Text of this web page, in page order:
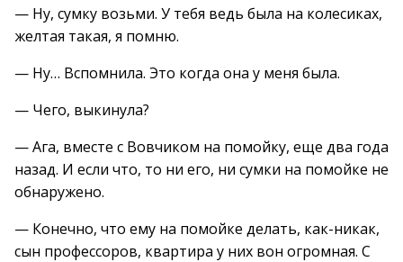
— Ну, сумку возьми. У тебя ведь была на колесиках,
желтая такая, я помню.
— Ну… Вспомнила. Это когда она у меня была.
— Чего, выкинула?
— Ага, вместе с Вовчиком на помойку, еще два года
назад. И если что, то ни его, ни сумки на помойке не
обнаружено.
— Конечно, что ему на помойке делать, как-никак,
сын профессоров, квартира у них вон огромная. С